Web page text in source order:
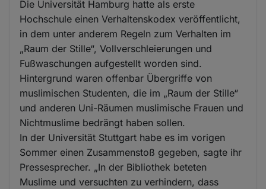
Die Universität Hamburg hatte als erste
Hochschule einen Verhaltenskodex veröffentlicht,
in dem unter anderem Regeln zum Verhalten im
„Raum der Stille“, Vollverschleierungen und
Fußwaschungen aufgestellt worden sind.
Hintergrund waren offenbar Übergriffe von
muslimischen Studenten, die im „Raum der Stille“
und anderen Uni-Räumen muslimische Frauen und
Nichtmuslime bedrängt haben sollen.
In der Universität Stuttgart habe es im vorigen
Sommer einen Zusammenstoß gegeben, sagte ihr
Pressesprecher. „In der Bibliothek beteten
Muslime und versuchten zu verhindern, dass